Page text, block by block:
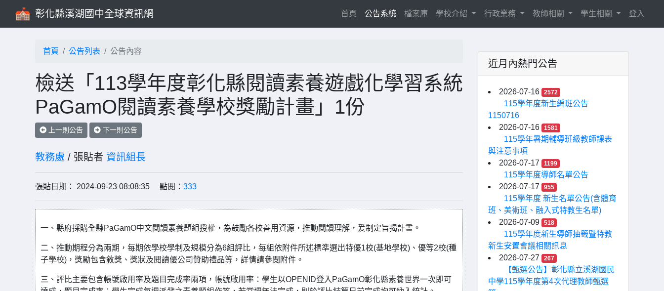
彰化縣溪湖國中全球資訊網 首頁 (current)
公告系統 檔案庫 學校介紹 行政業務 教師相關 學生相關 登入
首頁 公告列表 公告內容
檢送「113學年度彰化縣閱讀素養遊戲化學習系統
PaGamO閱讀素養學校獎勵計畫」1份
上一則公告 下一則公告
教務處 / 張貼者 資訊組長
張貼日期： 2024-09-23 08:08:35 點閱： 333
一、縣府採購全縣PaGamO中文閱讀素養題組授權，為鼓勵各校善用資源，推動閱讀理解，爰制定旨揭計畫。
二、推動期程分為兩期，每期依學校學制及規模分為6組評比，每組依附件所述標準選出特優1校(基地學校)、優等2校(種
子學校)，獎勵包含敘獎、獎狀及閱讀優公司贊助禮品等，詳情請參閱附件。
三、評比主要包含帳號啟用率及題目完成率兩項，帳號啟用率：學生以OPENID登入PaGamO彰化縣素養世界一次即可
近月內熱門公告
2026-07-16 2572
115學年度新生編班公告
1150716
2026-07-16
1581
115學年暑期輔導班級教師課表
與注意事項
2026-07-17
1199
115學年度導師名單公告
2026-07-17
955
115學年度 新生名單公告(含體育
班、美術班、融入式特教生名單)
2026-07-09
518
115學年度新生導師抽籤暨特教
新生安置會議相關訊息
2026-07-27
267
【甄選公告】彰化縣立溪湖國民
中學115學年度第4次代理教師甄選